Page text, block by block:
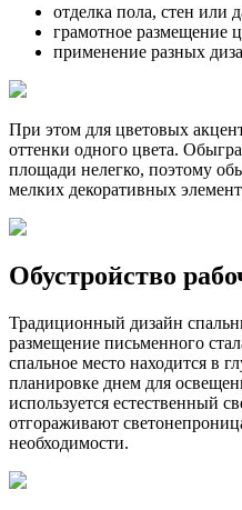
отделка пола, стен или
грамотное размещение
применение разных
При этом для цветовых
оттенки одного цвета.
площади нелегко, поэтому
мелких декоративных
Обустройство
Традиционный дизайн
размещение письменного
спальное место находится в
планировке днем для
используется естественный
отгораживают
необходимости.